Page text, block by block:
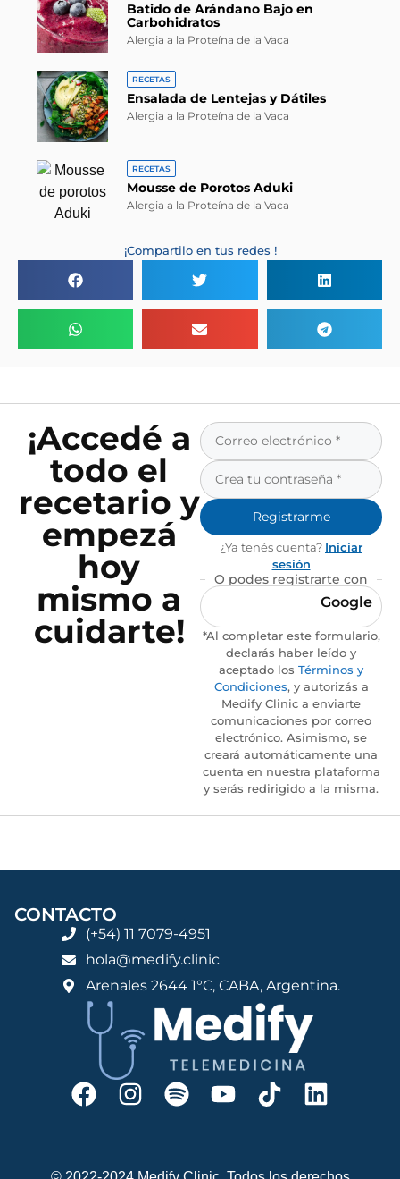
Batido de Arándano Bajo en
Carbohidratos
Alergia a la Proteína de la Vaca
RECETAS
Ensalada de Lentejas y Dátiles
Alergia a la Proteína de la Vaca
RECETAS
Mousse de Porotos Aduki
Alergia a la Proteína de la Vaca
¡Compartilo en tus redes !
¡Accedé a
todo el
recetario y
empezá
hoy
mismo a
cuidarte!
Registrarme
¿Ya tenés cuenta? Iniciar
sesión
O podes registrarte con
Google
*Al completar este formulario,
declarás haber leído y
aceptado los Términos y
Condiciones, y autorizás a
Medify Clinic a enviarte
comunicaciones por correo
electrónico. Asimismo, se
creará automáticamente una
cuenta en nuestra plataforma
y serás redirigido a la misma.
CONTACTO
(+54) 11 7079-4951
hola@medify.clinic
Arenales 2644 1°C, CABA, Argentina.